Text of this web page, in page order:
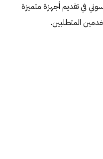
في تقديم أجهزة متميزة
المتطلبين.